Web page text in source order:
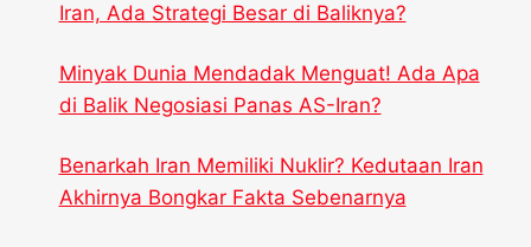
Iran, Ada Strategi Besar di Baliknya?
Minyak Dunia Mendadak Menguat! Ada Apa
di Balik Negosiasi Panas AS-Iran?
Benarkah Iran Memiliki Nuklir? Kedutaan Iran
Akhirnya Bongkar Fakta Sebenarnya